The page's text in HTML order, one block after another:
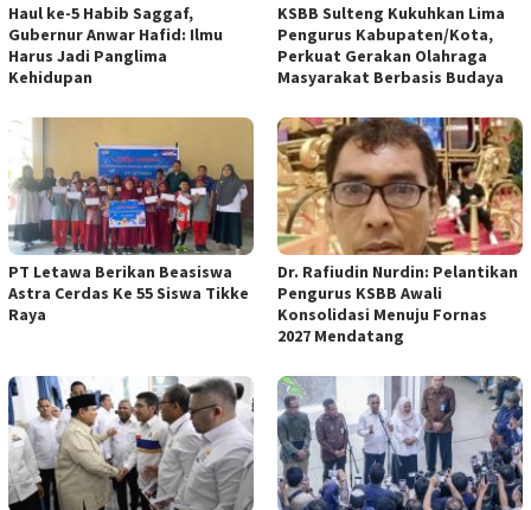
Haul ke-5 Habib Saggaf,
Gubernur Anwar Hafid: Ilmu
Harus Jadi Panglima
Kehidupan
KSBB Sulteng Kukuhkan Lima
Pengurus Kabupaten/Kota,
Perkuat Gerakan Olahraga
Masyarakat Berbasis Budaya
PT Letawa Berikan Beasiswa
Astra Cerdas Ke 55 Siswa Tikke
Raya
Dr. Rafiudin Nurdin: Pelantikan
Pengurus KSBB Awali
Konsolidasi Menuju Fornas
2027 Mendatang